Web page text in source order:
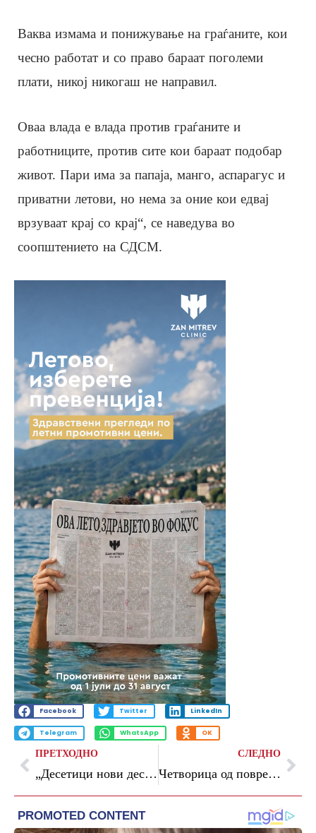
Ваква измама и понижување на граѓаните, кои
чесно работат и со право бараат поголеми
плати, никој никогаш не направил.
Оваа влада е влада против граѓаните и
работниците, против сите кои бараат подобар
живот. Пари има за папаја, манго, аспарагус и
приватни летови, но нема за оние кои едвај
врзуваат крај со крај“, се наведува во
соопштението на СДСМ.
Facebook Twitter LinkedIn
Telegram WhatsApp OK
ПРЕТХОДНО
„Десетици нови дестинации од двата домашни аеродроми и преговори за десетина нови авиолинии“, велат од ВМРО-ДПМНЕ
СЛЕДНО
Четворица од повредените лица во пожарот во Кочани денеска се враќаат од странство